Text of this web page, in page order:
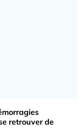
retrouver de